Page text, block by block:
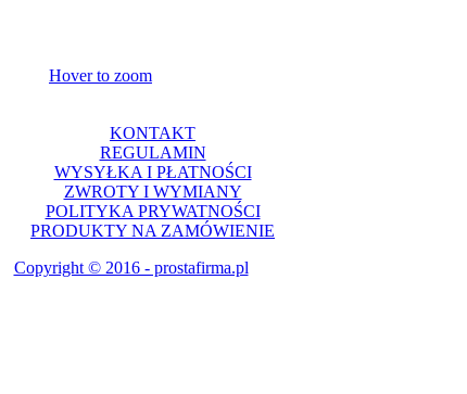
Hover to zoom
KONTAKT
REGULAMIN
WYSYŁKA I PŁATNOŚCI
ZWROTY I WYMIANY
POLITYKA PRYWATNOŚCI
PRODUKTY NA ZAMÓWIENIE
Copyright © 2016 - prostafirma.pl